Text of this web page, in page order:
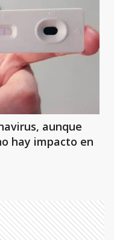
aunque
hay impacto en